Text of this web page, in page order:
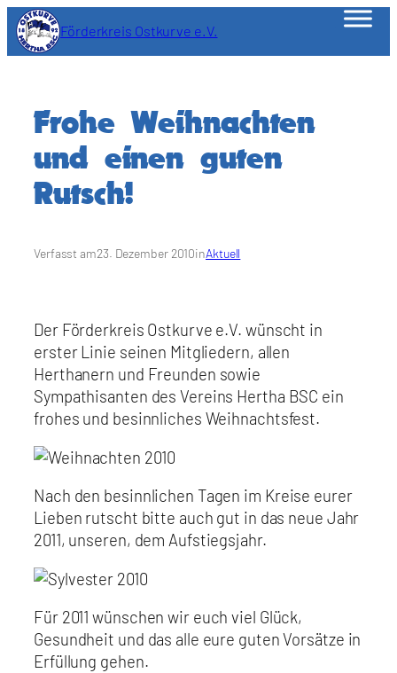
Zum
Inhalt
springen
Förderkreis Ostkurve e.V.
Frohe Weihnachten
und einen guten
Rutsch!
Verfasst am23. Dezember 2010inAktuell
Der Förderkreis Ostkurve e.V. wünscht in
erster Linie seinen Mitgliedern, allen
Herthanern und Freunden sowie
Sympathisanten des Vereins Hertha BSC ein
frohes und besinnliches Weihnachtsfest.
Nach den besinnlichen Tagen im Kreise eurer
Lieben rutscht bitte auch gut in das neue Jahr
2011, unseren, dem Aufstiegsjahr.
Für 2011 wünschen wir euch viel Glück,
Gesundheit und das alle eure guten Vorsätze in
Erfüllung gehen.